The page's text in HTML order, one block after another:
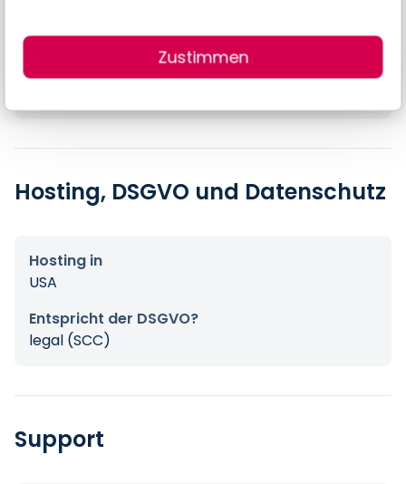
Zustimmen
8,40 €
Hosting, DSGVO und Datenschutz
Hosting in
USA
Entspricht der DSGVO?
legal (SCC)
Support